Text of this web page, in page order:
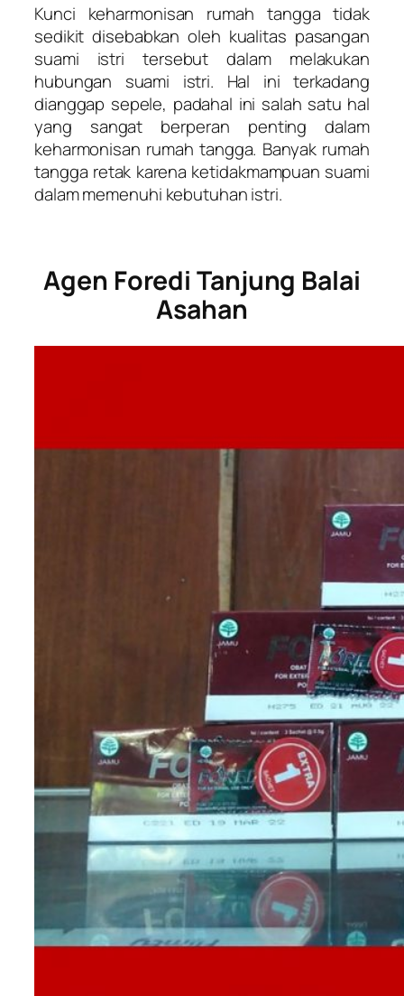
Kunci keharmonisan rumah tangga tidak
sedikit disebabkan oleh kualitas pasangan
suami istri tersebut dalam melakukan
hubungan suami istri. Hal ini terkadang
dianggap sepele, padahal ini salah satu hal
yang sangat berperan penting dalam
keharmonisan rumah tangga. Banyak rumah
tangga retak karena ketidakmampuan suami
dalam memenuhi kebutuhan istri.
Agen Foredi Tanjung Balai
Asahan